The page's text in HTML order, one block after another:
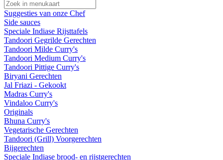
Suggesties van onze Chef
Side sauces
Speciale Indiase Rijsttafels
Tandoori Gegrilde Gerechten
Tandoori Milde Curry's
Tandoori Medium Curry's
Tandoori Pittige Curry's
Biryani Gerechten
Jal Friazi - Gekookt
Madras Curry's
Vindaloo Curry's
Originals
Bhuna Curry's
Vegetarische Gerechten
Tandoori (Grill) Voorgerechten
Bijgerechten
Speciale Indiase brood- en rijstgerechten